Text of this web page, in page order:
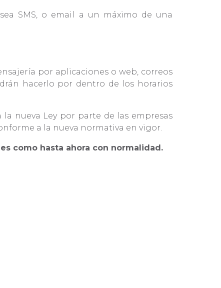
SMS, o email a un máximo de una
por aplicaciones o web, correos
hacerlo por dentro de los horarios
nueva Ley por parte de las empresas
a la nueva normativa en vigor.
como hasta ahora con normalidad.